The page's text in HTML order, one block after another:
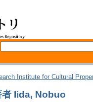
Institute for Cultural
者 Iida, Nobuo